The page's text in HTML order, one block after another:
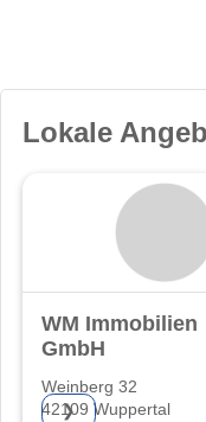
Lokale
WM Immobilien
GmbH
Weinberg 32
42109 Wuppertal
❯